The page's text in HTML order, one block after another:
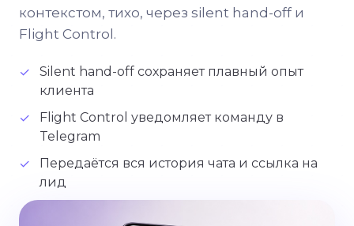
контекстом, тихо, через silent hand-off и
Flight Control.
✓
Silent hand-off сохраняет плавный опыт
клиента
✓
Flight Control уведомляет команду в
Telegram
✓
Передаётся вся история чата и ссылка на
лид